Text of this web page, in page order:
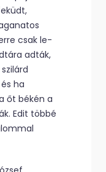
csak le­
adták,
ha
őt békén a
Edit többé